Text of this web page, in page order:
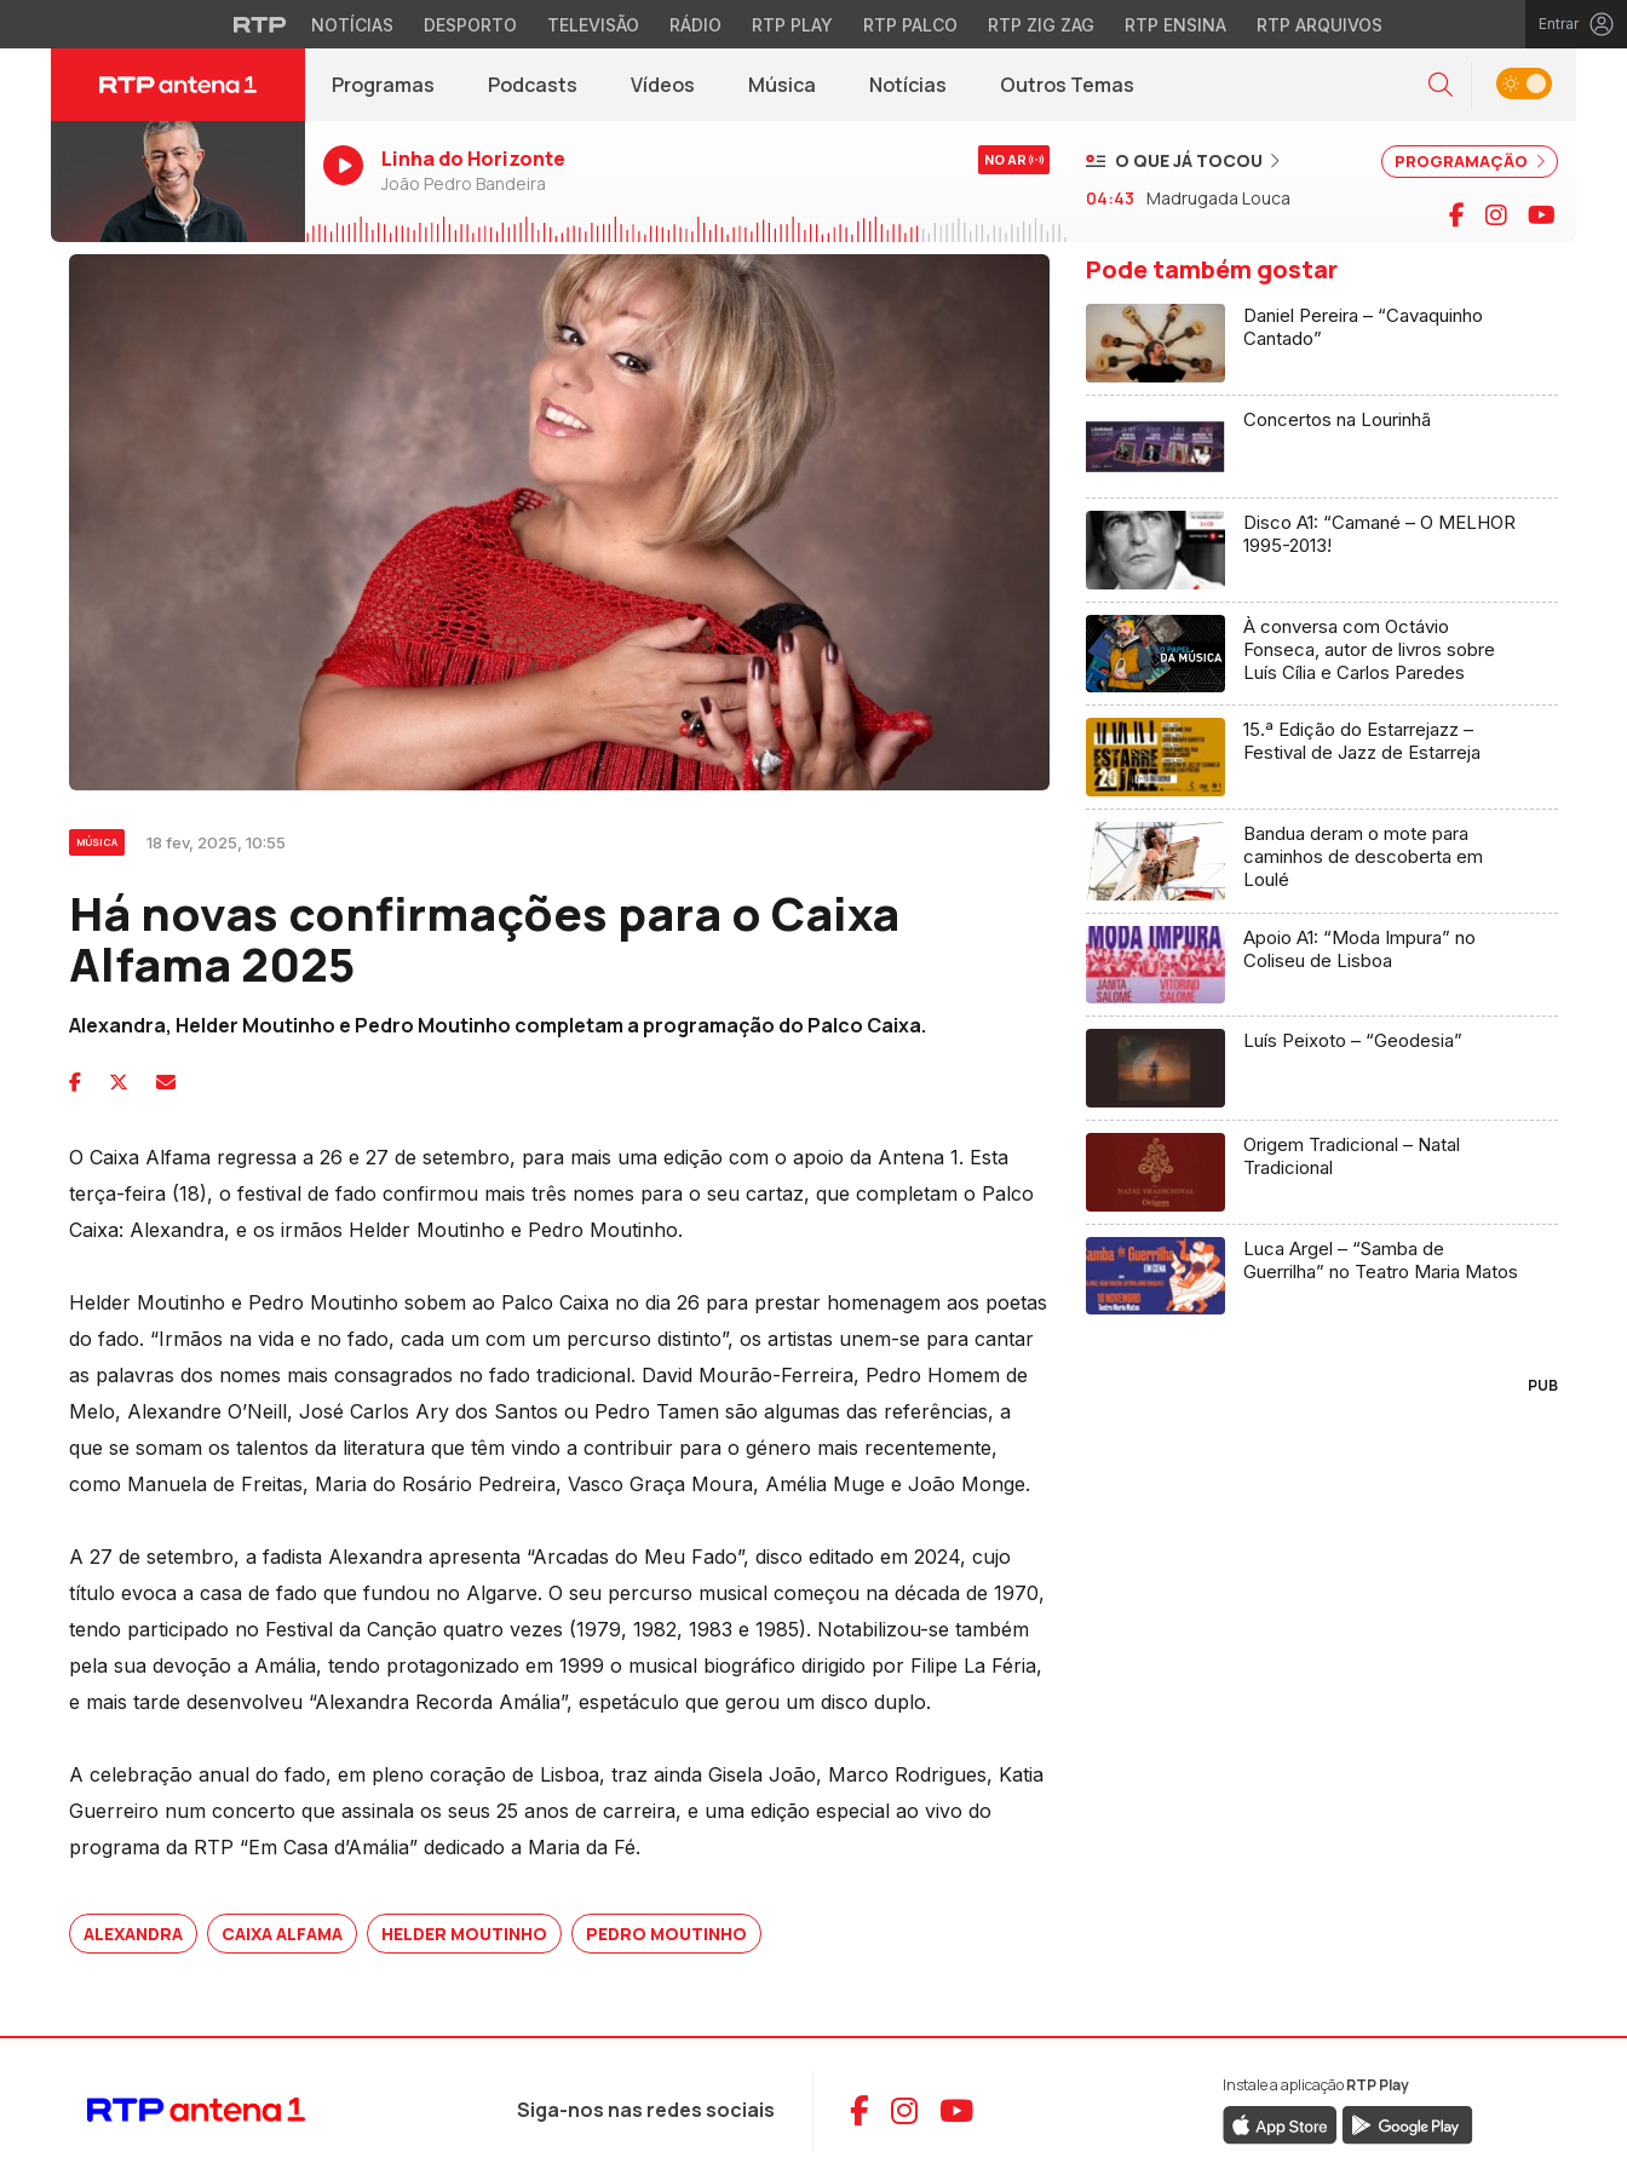
NOTÍCIAS DESPORTO TELEVISÃO RÁDIO RTP PLAY RTP PALCO RTP ZIG ZAG RTP ENSINA RTP ARQUIVOS Entrar
Programas Podcasts Vídeos Música Notícias(abre em nova janela)
Outros Temas Pesquisar
Alternar tema
Linha do Horizonte
João Pedro Bandeira
NO AR PROGRAMAÇÃO
O QUE JÁ TOCOU
04:43 Madrugada Louca Facebook
Instagram
MÚSICA 18 fev, 2025, 10:55
Há novas confirmações para o Caixa
Alfama 2025
Alexandra, Helder Moutinho e Pedro Moutinho completam a programação do Palco Caixa.
O Caixa Alfama regressa a 26 e 27 de setembro, para mais uma edição com o apoio da Antena 1. Esta
terça-feira (18), o festival de fado confirmou mais três nomes para o seu cartaz, que completam o Palco
Caixa: Alexandra, e os irmãos Helder Moutinho e Pedro Moutinho.
Helder Moutinho e Pedro Moutinho sobem ao Palco Caixa no dia 26 para prestar homenagem aos poetas
do fado. “Irmãos na vida e no fado, cada um com um percurso distinto”, os artistas unem-se para cantar
as palavras dos nomes mais consagrados no fado tradicional. David Mourão-Ferreira, Pedro Homem de
Melo, Alexandre O’Neill, José Carlos Ary dos Santos ou Pedro Tamen são algumas das referências, a
que se somam os talentos da literatura que têm vindo a contribuir para o género mais recentemente,
como Manuela de Freitas, Maria do Rosário Pedreira, Vasco Graça Moura, Amélia Muge e João Monge.
A 27 de setembro, a fadista Alexandra apresenta “Arcadas do Meu Fado”, disco editado em 2024, cujo
título evoca a casa de fado que fundou no Algarve. O seu percurso musical começou na década de 1970,
tendo participado no Festival da Canção quatro vezes (1979, 1982, 1983 e 1985). Notabilizou-se também
pela sua devoção a Amália, tendo protagonizado em 1999 o musical biográfico dirigido por Filipe La Féria,
e mais tarde desenvolveu “Alexandra Recorda Amália”, espetáculo que gerou um disco duplo.
A celebração anual do fado, em pleno coração de Lisboa, traz ainda Gisela João, Marco Rodrigues, Katia
Guerreiro num concerto que assinala os seus 25 anos de carreira, e uma edição especial ao vivo do
programa da RTP “Em Casa d’Amália” dedicado a Maria da Fé.
ALEXANDRA CAIXA ALFAMA HELDER MOUTINHO PEDRO MOUTINHO
Pode também gostar
Daniel Pereira – “Cavaquinho
Cantado”
Concertos na Lourinhã
Disco A1: “Camané – O MELHOR
1995-2013!
À conversa com Octávio
Fonseca, autor de livros sobre
Luís Cília e Carlos Paredes
15.ª Edição do Estarrejazz –
Festival de Jazz de Estarreja
Bandua deram o mote para
caminhos de descoberta em
Loulé
Apoio A1: “Moda Impura” no
Coliseu de Lisboa
Luís Peixoto – “Geodesia”
Origem Tradicional – Natal
Tradicional
Luca Argel – “Samba de
Guerrilha” no Teatro Maria Matos
PUB
Siga-nos nas redes sociais Aceder ao Facebook da RTP Antena 1
Aceder ao Instagram da RTP Antena 1
Aceder ao YouTube da RTP Antena 1
Instale a aplicaçãoRTP Play